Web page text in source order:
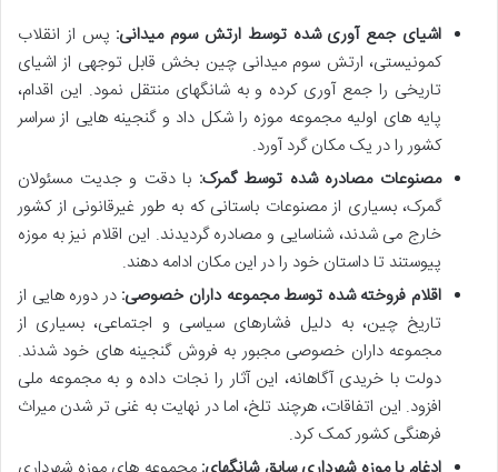
اشیای جمع آوری شده توسط ارتش سوم میدانی: پس از انقلاب
کمونیستی، ارتش سوم میدانی چین بخش قابل توجهی از اشیای
تاریخی را جمع آوری کرده و به شانگهای منتقل نمود. این اقدام،
پایه های اولیه مجموعه موزه را شکل داد و گنجینه هایی از سراسر
کشور را در یک مکان گرد آورد.
مصنوعات مصادره شده توسط گمرک: با دقت و جدیت مسئولان
گمرک، بسیاری از مصنوعات باستانی که به طور غیرقانونی از کشور
خارج می شدند، شناسایی و مصادره گردیدند. این اقلام نیز به موزه
پیوستند تا داستان خود را در این مکان ادامه دهند.
اقلام فروخته شده توسط مجموعه داران خصوصی: در دوره هایی از
تاریخ چین، به دلیل فشارهای سیاسی و اجتماعی، بسیاری از
مجموعه داران خصوصی مجبور به فروش گنجینه های خود شدند.
دولت با خریدی آگاهانه، این آثار را نجات داده و به مجموعه ملی
افزود. این اتفاقات، هرچند تلخ، اما در نهایت به غنی تر شدن میراث
فرهنگی کشور کمک کرد.